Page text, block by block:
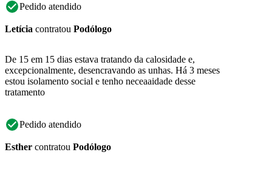
Pedido atendido
Letícia contratou Podólogo
De 15 em 15 dias estava tratando da calosidade e,
excepcionalmente, desencravando as unhas. Há 3 meses
estou isolamento social e tenho neceaaidade desse
tratamento
Pedido atendido
Esther contratou Podólogo